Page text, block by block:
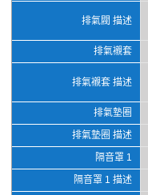
排氣閥 描述
排氣襯套
排氣襯套 描述
排氣墊圈
排氣墊圈 描述
隔音罩 1
隔音罩 1 描述